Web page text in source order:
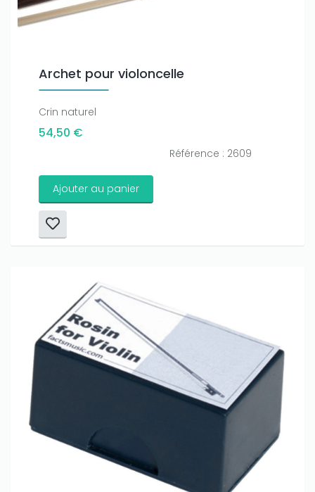
Archet pour violoncelle
Crin naturel
54,50 €
Référence : 2609
Ajouter au panier